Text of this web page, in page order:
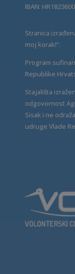
IBAN:
Stranica
moj korak!“.
Program
Republike
Stajališta
odgovornost
Sisak i ne
udruge Vlade